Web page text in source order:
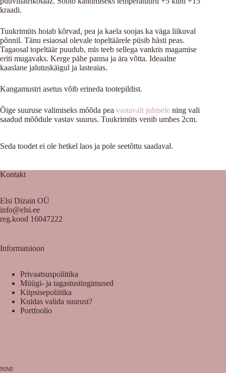
kraadi.
Tuukrimüts hoiab kõrvad, pea ja kaela soojas ka väga liikuval
põnnil. Tänu esiaosal olevale topeltäärele püsib hästi peas.
Tagaosal topeltäär puudub, mis teeb sellega vankris magamise
eriti mugavaks. Kerge pähe panna ja ära võtta. Ideaalne
kaaslane jalutuskäigul ja lasteaias.
Kangamustri asetus võib erineda tootepildist.
Õige suuruse valimiseks mõõda pea vastavalt juhisele ning vali
saadud mõõdule vastav suurus. Tuukrimüts venib umbes 2cm.
Seda toodet ei ole hetkel laos ja pole seetõttu saadaval.
Kontakt
Elsi Dizain OÜ
info@elsi.ee
reg.kood 16047222
Informatsioon
Privaatsuspoliitika
Müügi- ja tagastustingimused
Küpsisepoliitika
Kuidas valida suurust?
Portfoolio
NIMI